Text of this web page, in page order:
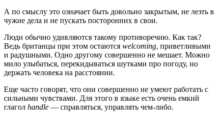
А по смыслу это означает быть довольно закрытым, не лезть в
чужие дела и не пускать посторонних в свои.
Люди обычно удивляются такому противоречию. Как так?
Ведь британцы при этом остаются welcoming, приветливыми
и радушными. Одно другому совершенно не мешает. Можно
мило улыбаться, перекидываться шутками про погоду, но
держать человека на расстоянии.
Еще часто говорят, что они совершенно не умеют работать с
сильными чувствами. Для этого в языке есть очень емкий
глагол handle — справляться, управлять чем-либо.